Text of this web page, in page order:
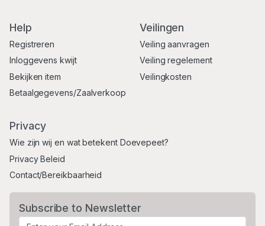
Help
Registreren
Inloggevens kwijt
Bekijken item
Betaalgegevens/Zaalverkoop
Veilingen
Veiling aanvragen
Veiling regelement
Veilingkosten
Privacy
Wie zijn wij en wat betekent Doevepeet?
Privacy Beleid
Contact/Bereikbaarheid
Subscribe to Newsletter